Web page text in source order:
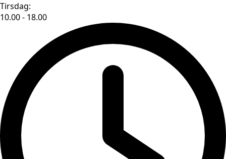
Tirsdag:
10.00 - 18.00